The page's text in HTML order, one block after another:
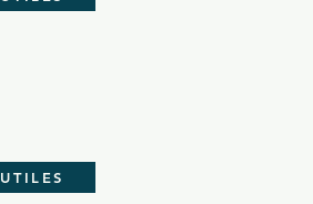
UTILES